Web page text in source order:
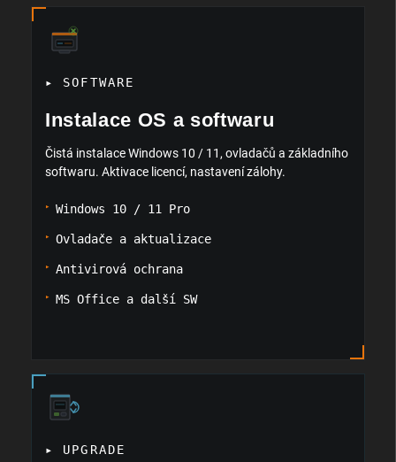
▸ SOFTWARE
Instalace OS a softwaru
Čistá instalace Windows 10 / 11, ovladačů a základního
softwaru. Aktivace licencí, nastavení zálohy.
Windows 10 / 11 Pro
Ovladače a aktualizace
Antivirová ochrana
MS Office a další SW
▸ UPGRADE